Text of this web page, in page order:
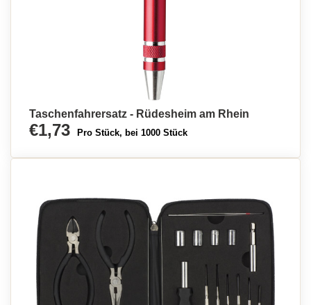
Taschenfahrersatz - Rüdesheim am Rhein
€1,73 Pro Stück, bei 1000 Stück